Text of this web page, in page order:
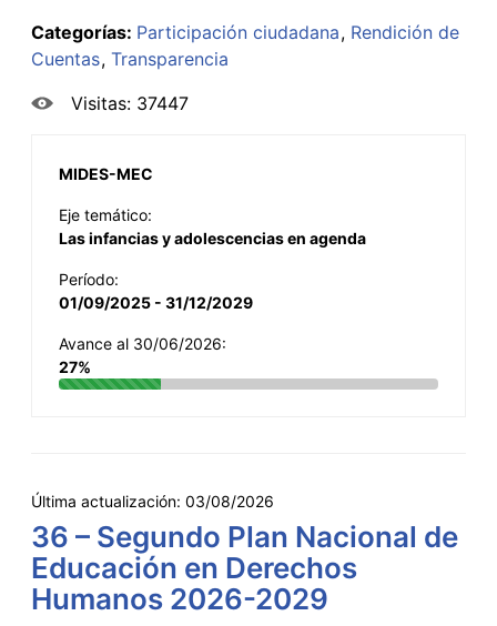
Categorías: Participación ciudadana Rendición de
Cuentas Transparencia
Visitas: 37447
MIDES-MEC
Eje temático:
Las infancias y adolescencias en agenda
Período:
01/09/2025 - 31/12/2029
Avance al 30/06/2026:
27%
Última actualización: 03/08/2026
36 – Segundo Plan Nacional de
Educación en Derechos
Humanos 2026-2029